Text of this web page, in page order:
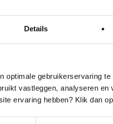
Details
gebruikerservaring
vastleggen, analyseren en
ervaring hebben? Klik dan